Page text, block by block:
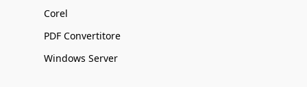
Corel
PDF Convertitore
Windows Server